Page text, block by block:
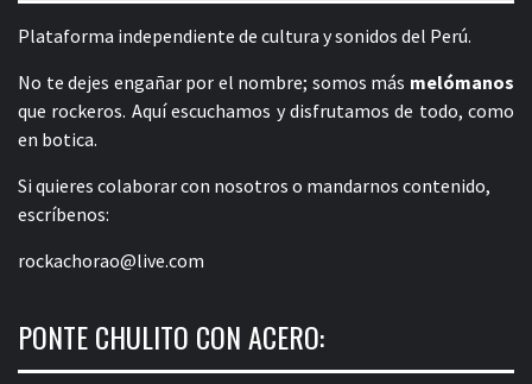
Plataforma independiente de cultura y sonidos del Perú.
No te dejes engañar por el nombre; somos más melómanos
que rockeros. Aquí escuchamos y disfrutamos de todo, como
en botica.
Si quieres colaborar con nosotros o mandarnos contenido,
escríbenos:
rockachorao@live.com
PONTE CHULITO CON ACERO: